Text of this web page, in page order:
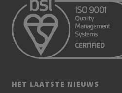
HET LAATSTE NIEUWS